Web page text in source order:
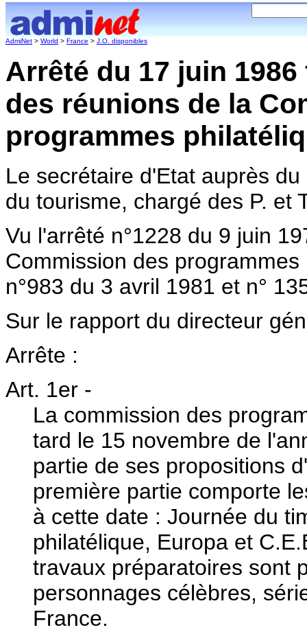
AdmiNet > World > France > J.O. disponibles
Arrêté du 17 juin
des réunions de la
programmes
Le secrétaire d'Etat auprès
du tourisme, chargé des P. et
Vu l'arrêté n°1228 du 9 juin
Commission des
n°983 du 3 avril 1981 et n°
Sur le rapport du directeur
Arrête :
Art. 1er -
La commission des
tard le 15 novembre de
partie de ses propositions
première partie comporte
à cette date : Journée du
philatélique, Europa et
travaux préparatoires sont
personnages célèbres,
France.